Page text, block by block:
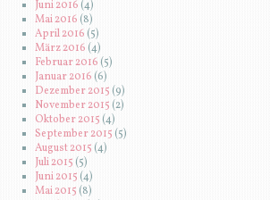
Juni 2016 (4)
Mai 2016 (8)
April 2016(5)
März 2016 (4)
Februar 2016(5)
Januar 2016 (6)
Dezember 2015 (9)
November 2015 (2)
Oktober 2015 (4)
September 2015 (5)
August 2015 (4)
Juli 2015 (5)
Juni 2015 (4)
Mai 2015(8)